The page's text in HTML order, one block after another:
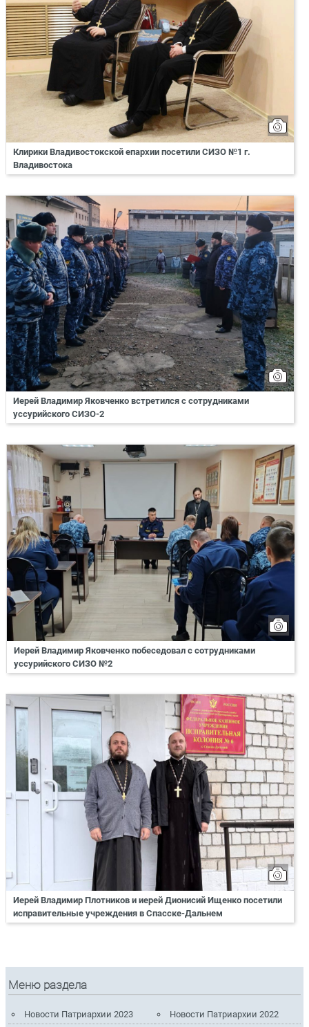
Клирики Владивостокской епархии посетили СИЗО №1 г.
Владивостока
Иерей Владимир Яковченко встретился с сотрудниками
уссурийского СИЗО-2
Иерей Владимир Яковченко побеседовал с сотрудниками
уссурийского СИЗО №2
Иерей Владимир Плотников и иерей Дионисий Ищенко посетили
исправительные учреждения в Спасске-Дальнем
Меню раздела
Новости Патриархии 2023
Новости Патриархии 2022